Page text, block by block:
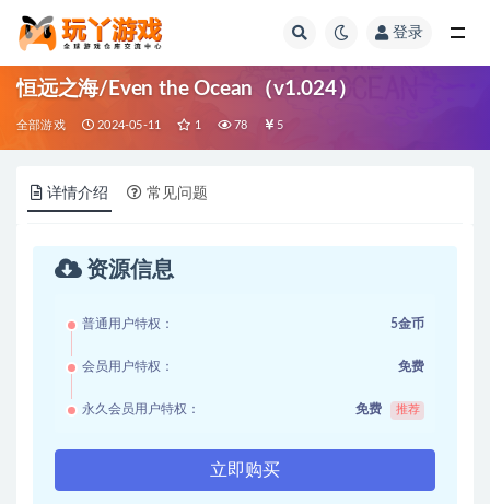
登录
恒远之海/Even the Ocean（v1.024）
全部游戏 2024-05-11 1 78 5
详情介绍 常见问题
资源信息
普通用户特权： 5金币
会员用户特权： 免费
永久会员用户特权： 免费 推荐
立即购买